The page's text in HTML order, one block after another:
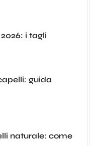
i tagli
guida
naturale: come